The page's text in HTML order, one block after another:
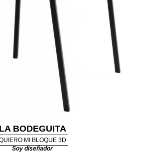
LA BODEGUITA
MI BLOQUE 3D
Soy diseñador